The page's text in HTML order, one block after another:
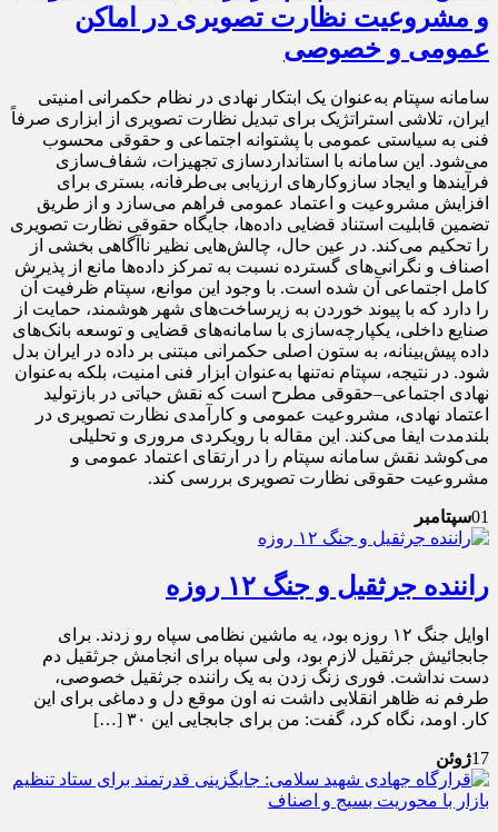
و مشروعیت نظارت تصویری در اماکن
عمومی و خصوصی
سامانه سپتام به‌عنوان یک ابتکار نهادی در نظام حکمرانی امنیتی
ایران، تلاشی استراتژیک برای تبدیل نظارت تصویری از ابزاری صرفاً
فنی به سیاستی عمومی با پشتوانه اجتماعی و حقوقی محسوب
می‌شود. این سامانه با استانداردسازی تجهیزات، شفاف‌سازی
فرآیندها و ایجاد سازوکارهای ارزیابی بی‌طرفانه، بستری برای
افزایش مشروعیت و اعتماد عمومی فراهم می‌سازد و از طریق
تضمین قابلیت استناد قضایی داده‌ها، جایگاه حقوقی نظارت تصویری
را تحکیم می‌کند. در عین حال، چالش‌هایی نظیر ناآگاهی بخشی از
اصناف و نگرانی‌های گسترده نسبت به تمرکز داده‌ها مانع از پذیرش
کامل اجتماعی آن شده است. با وجود این موانع، سپتام ظرفیت آن
را دارد که با پیوند خوردن به زیرساخت‌های شهر هوشمند، حمایت از
صنایع داخلی، یکپارچه‌سازی با سامانه‌های قضایی و توسعه بانک‌های
داده پیش‌بینانه، به ستون اصلی حکمرانی مبتنی بر داده در ایران بدل
شود. در نتیجه، سپتام نه‌تنها به‌عنوان ابزار فنی امنیت، بلکه به‌عنوان
نهادی اجتماعی–حقوقی مطرح است که نقش حیاتی در بازتولید
اعتماد نهادی، مشروعیت عمومی و کارآمدی نظارت تصویری در
بلندمدت ایفا می‌کند. این مقاله با رویکردی مروری و تحلیلی
می‌کوشد نقش سامانه سپتام را در ارتقای اعتماد عمومی و
مشروعیت حقوقی نظارت تصویری بررسی کند.
01سپتامبر
راننده جرثقیل و جنگ ۱۲ روزه
اوایل جنگ ۱۲ روزه بود، یه ماشین نظامی سپاه رو زدند. برای
جابجائیش جرثقیل لازم بود، ولی سپاه برای انجامش جرثقیل دم‌
دست نداشت. فوری زنگ زدن به یک راننده جرثقیل خصوصی،
طرفم نه ظاهر انقلابی داشت نه اون موقع دل و دماغی برای این
کار. ️اومد، نگاه کرد، گفت: من برای جابجایی این ۳۰ […]
17ژوئن